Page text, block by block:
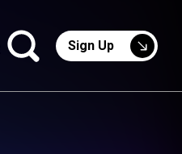
Sign Up